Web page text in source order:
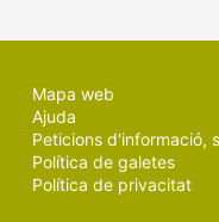
Mapa web
Ajuda
Peticions d'informació,
Política de galetes
Política de privacitat